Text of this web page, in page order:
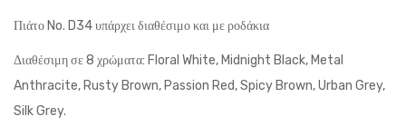
Πιάτο No. D34 υπάρχει διαθέσιμο και με ροδάκια
Διαθέσιμη σε 8 χρώματα: Floral White, Midnight Black, Metal
Anthracite, Rusty Brown, Passion Red, Spicy Brown, Urban Grey,
Silk Grey.